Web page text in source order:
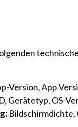
Version, App
Gerätetyp, OS-
Bildschirmdichte,